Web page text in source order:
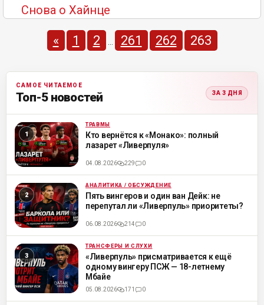
Снова о Хайнце
« 1 2 261 262 263
САМОЕ ЧИТАЕМОЕ
Топ-5 новостей ЗА 3 ДНЯ
ML ТРАВМЫ
Кто вернётся к «Монако»: полный
лазарет «Ливерпуля»
04.08.2026 229 0
ML АНАЛИТИКА / ОБСУЖДЕНИЕ
Пять вингеров и один ван Дейк: не
перепутал ли «Ливерпуль» приоритеты?
06.08.2026 214 0
ML ТРАНСФЕРЫ И СЛУХИ
«Ливерпуль» присматривается к ещё
одному вингеру ПСЖ — 18-летнему
Мбайе
05.08.2026 171 0